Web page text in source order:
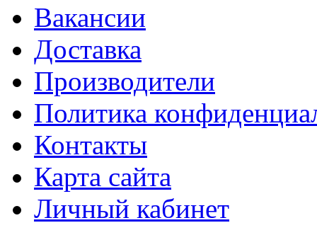
Вакансии
Доставка
Производители
Политика
Контакты
Карта сайта
Личный кабинет